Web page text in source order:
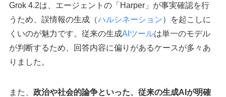
Grok 4.2は、エージェントの「Harper」が事実確認を行
うため、誤情報の生成（ハルシネーション）を起こしに
くいのが魅力です。従来の生成AIツールは単一のモデル
が判断するため、回答内容に偏りがあるケースが多々あ
りました。
また、 政治や社会的論争といった、従来の生成AIが明確